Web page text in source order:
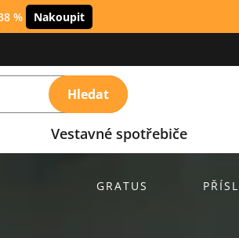
% Nakoupit
Hledat
Vestavné spotřebiče
GRATUS